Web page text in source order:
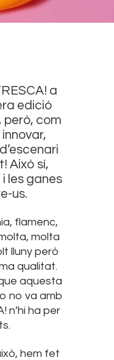
a
edició
però, com
Això sí,
les ganes
us.
flamenc,
molta
lluny però
qualitat.
aquesta
no va amb
n’hi ha per
hem fet